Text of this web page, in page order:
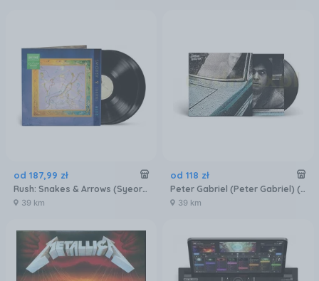
od 187,99 zł
Rush: Snakes & Arrows (Syeor 2026) (2xVinyl)
39 km
od 118 zł
Peter Gabriel (Peter Gabriel) (Winyl)
39 km